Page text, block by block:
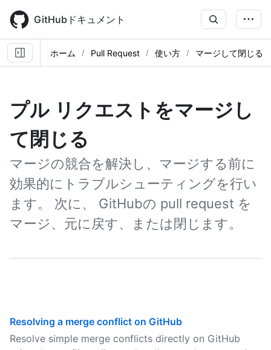
main
content
GitHubドキュメント
ホーム Pull Request 使い方 マージして閉じる
プル リクエストをマージし
て閉じる
マージの競合を解決し、マージする前に
効果的にトラブルシューティングを行い
ます。 次に、 GitHubの pull request を
マージ、元に戻す、または閉じます。
Resolving a merge conflict on GitHub
Resolve simple merge conflicts directly on GitHub